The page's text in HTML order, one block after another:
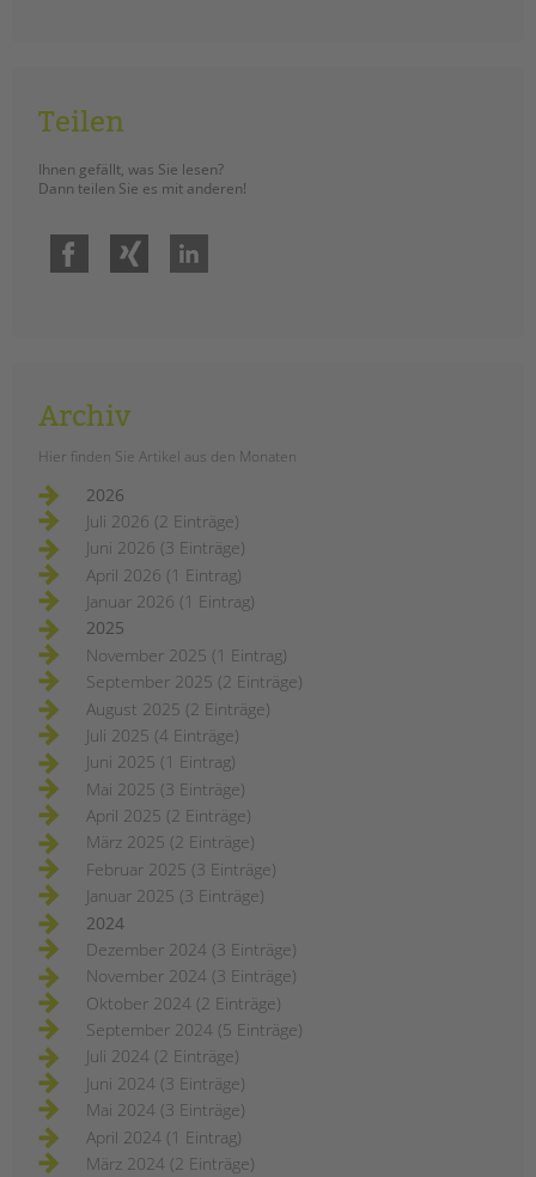
NEWS/BLOG
Briefe an Kai
PRESSE
Hinweisgebersystem
Intranet
Teilen
Ihnen gefällt, was Sie lesen?
Dann teilen Sie es mit anderen!
Facebook
Archiv
Hier finden Sie Artikel aus den Monaten
2026
Juli 2026 (2 Einträge)
Juni 2026 (3 Einträge)
April 2026 (1 Eintrag)
Januar 2026 (1 Eintrag)
2025
November 2025 (1 Eintrag)
September 2025 (2 Einträge)
August 2025 (2 Einträge)
Juli 2025 (4 Einträge)
Juni 2025 (1 Eintrag)
Mai 2025 (3 Einträge)
April 2025 (2 Einträge)
März 2025 (2 Einträge)
Februar 2025 (3 Einträge)
Januar 2025 (3 Einträge)
2024
Dezember 2024 (3 Einträge)
November 2024 (3 Einträge)
Oktober 2024 (2 Einträge)
September 2024 (5 Einträge)
Juli 2024 (2 Einträge)
Juni 2024 (3 Einträge)
Mai 2024 (3 Einträge)
April 2024 (1 Eintrag)
März 2024 (2 Einträge)